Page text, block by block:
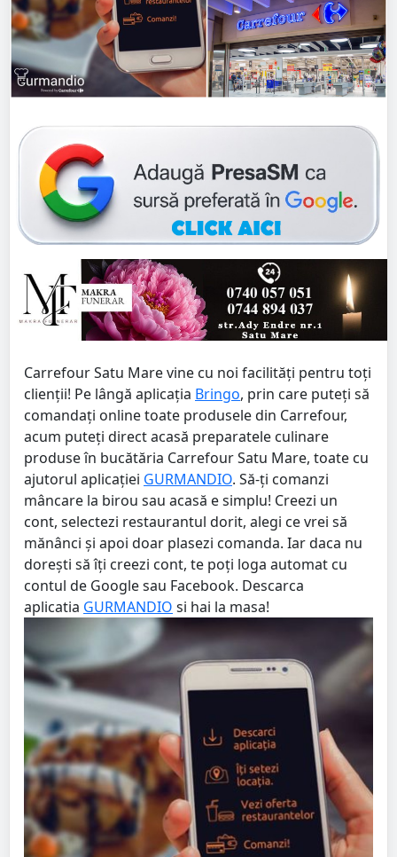
Carrefour Satu Mare vine cu noi facilități pentru toți
clienții! Pe lângă aplicația Bringo, prin care puteți să
comandați online toate produsele din Carrefour,
acum puteți direct acasă preparatele culinare
produse în bucătăria Carrefour Satu Mare, toate cu
ajutorul aplicației GURMANDIO. Să-ți comanzi
mâncare la birou sau acasă e simplu! Creezi un
cont, selectezi restaurantul dorit, alegi ce vrei să
mănânci și apoi doar plasezi comanda. Iar daca nu
dorești să îți creezi cont, te poți loga automat cu
contul de Google sau Facebook. Descarca
aplicatia GURMANDIO si hai la masa!